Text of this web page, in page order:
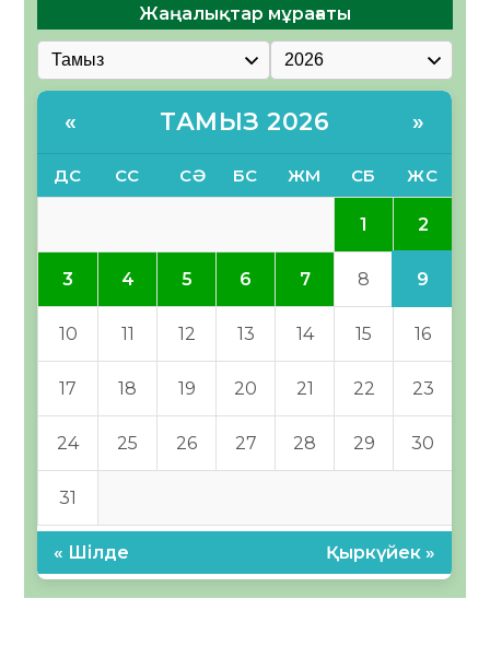
Жаңалықтар мұрағаты
« ТАМЫЗ 2026 »
ДС СС СӘ БС ЖМ СБ ЖС
1 2
3 4 5 6 7 8 9
10 11 12 13 14 15 16
17 18 19 20 21 22 23
24 25 26 27 28 29 30
31
« Шілде Қыркүйек »